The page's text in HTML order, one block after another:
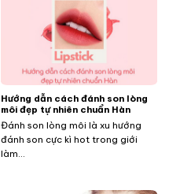
Hướng dẫn cách đánh son lòng
môi đẹp tự nhiên chuẩn Hàn
Đánh son lòng môi là xu hướng
đánh son cực kì hot trong giới
làm...